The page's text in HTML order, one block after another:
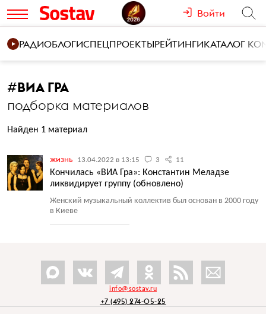
Войти
РАДИОБЛОГИСПЕЦПРОЕКТЫРЕЙТИНГИКАТАЛОГ
#ВИА ГРА
подборка материалов
Найден 1 материал
жизнь 13.04.2022 в 13:15 3 11
Кончилась «ВИА Гра»: Константин Меладзе
ликвидирует группу (обновлено)
Женский музыкальный коллектив был основан в 2000 году
в Киеве
info@sostav.ru
+7 (495) 274-05-25